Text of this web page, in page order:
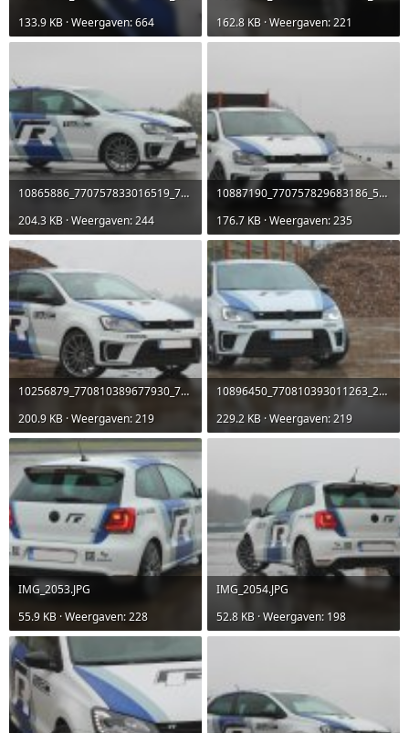
133.9 KB · Weergaven: 664
162.8 KB · Weergaven: 221
10865886_770757833016519_7157476271586735864_o.jpg
204.3 KB · Weergaven: 244
10887190_770757829683186_5377680456958842643_o.jpg
176.7 KB · Weergaven: 235
10256879_770810389677930_7252461776940816647_o.jpg
200.9 KB · Weergaven: 219
10896450_770810393011263_2150352565275384589_o.jpg
229.2 KB · Weergaven: 219
IMG_2053.JPG
55.9 KB · Weergaven: 228
IMG_2054.JPG
52.8 KB · Weergaven: 198